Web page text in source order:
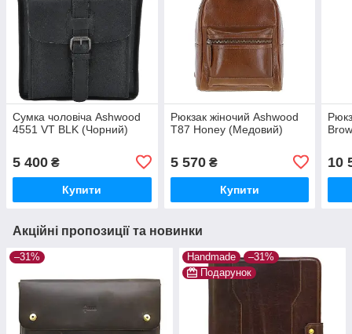
Сумка чоловіча Ashwood
4551 VT BLK (Чорний)
5 400 ₴
Купити
Рюкзак жіночий Ashwood
T87 Honey (Медовий)
5 570₴
Купити
10
Акційні пропозиції та новинки
–31% Handmade
–31%
Подарунок